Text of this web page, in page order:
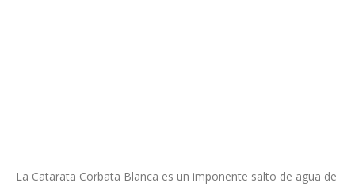
La Catarata Corbata Blanca es un imponente salto de agua de